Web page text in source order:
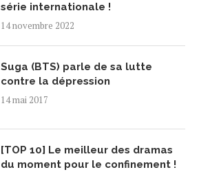
série internationale !
14 novembre 2022
Suga (BTS) parle de sa lutte
contre la dépression
14 mai 2017
[TOP 10] Le meilleur des dramas
du moment pour le confinement !